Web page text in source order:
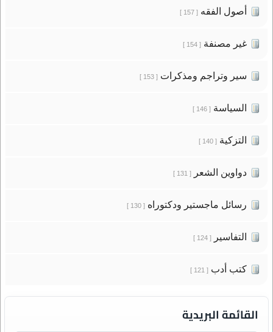
أصول الفقه[ 157 ]
غير مصنفة[ 154 ]
سير وتراجم ومذكرات[ 153 ]
السياسة[ 146 ]
التزكية[ 140 ]
دواوين الشعر[ 131 ]
رسائل ماجستير ودكتوراه[ 130 ]
التفاسير[ 124 ]
كتب أدب[ 121 ]
القائمة البريدية